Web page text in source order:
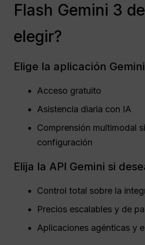
Flash Gemini 3
elegir?
Elige la aplicación
Acceso gratuito
Asistencia diaria con IA
Comprensión multimodal
configuración
Elija la API Gemini si
Control total sobre la
Precios escalables y de
Aplicaciones agénticas y